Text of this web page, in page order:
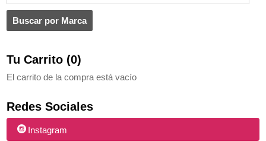
Tu Carrito (0)
El carrito de la compra está vacío
Redes Sociales
Instagram